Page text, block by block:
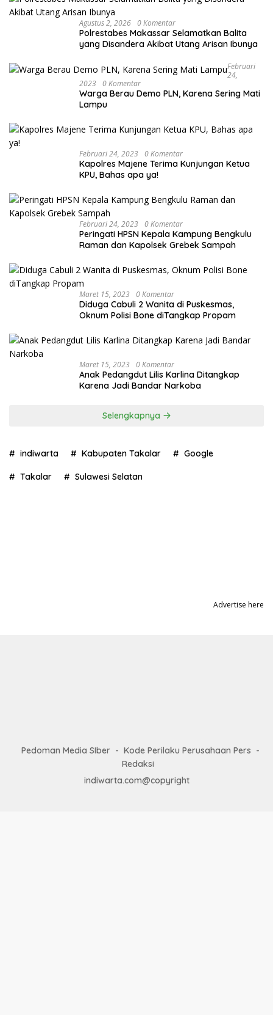
Agustus 2, 2026 0 Komentar
Polrestabes Makassar Selamatkan Balita
yang Disandera Akibat Utang Arisan Ibunya
Februari
24,
2023 0 Komentar
Warga Berau Demo PLN, Karena Sering Mati
Lampu
Februari 24, 2023 0 Komentar
Kapolres Majene Terima Kunjungan Ketua
KPU, Bahas apa ya!
Februari 24, 2023 0 Komentar
Peringati HPSN Kepala Kampung Bengkulu
Raman dan Kapolsek Grebek Sampah
Maret 15, 2023 0 Komentar
Diduga Cabuli 2 Wanita di Puskesmas,
Oknum Polisi Bone diTangkap Propam
Maret 15, 2023 0 Komentar
Anak Pedangdut Lilis Karlina Ditangkap
Karena Jadi Bandar Narkoba
Selengkapnya
indiwarta Kabupaten Takalar Google
Takalar Sulawesi Selatan
Advertise here
Pedoman Media SIber
Kode Perilaku Perusahaan Pers
Redaksi
indiwarta.com@copyright